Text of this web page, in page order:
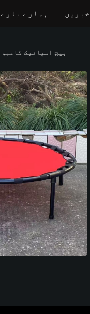
ہمارے خبریں
GAME
بیچ اسپائیک کامبو